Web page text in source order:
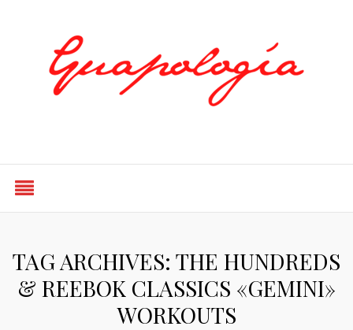
TAG ARCHIVES: THE HUNDREDS
& REEBOK CLASSICS «GEMINI»
WORKOUTS